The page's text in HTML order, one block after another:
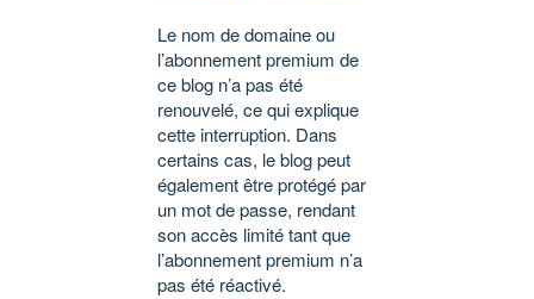
Le nom de domaine ou
l’abonnement premium de
ce blog n’a pas été
renouvelé, ce qui explique
cette interruption. Dans
certains cas, le blog peut
également être protégé par
un mot de passe, rendant
son accès limité tant que
l’abonnement premium n’a
pas été réactivé.